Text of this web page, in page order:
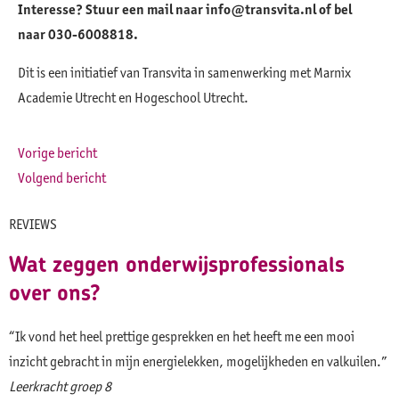
Interesse? Stuur een mail naar info@transvita.nl of bel
naar 030-6008818.
Dit is een initiatief van Transvita in samenwerking met Marnix
Academie Utrecht en Hogeschool Utrecht.
Vorige bericht
Volgend bericht
REVIEWS
Wat zeggen onderwijsprofessionals
over ons?
“Ik vond het heel prettige gesprekken en het heeft me een mooi
inzicht gebracht in mijn energielekken, mogelijkheden en valkuilen.”
Leerkracht groep 8